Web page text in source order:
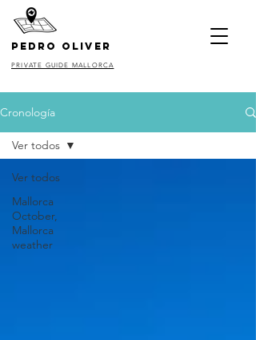
pedro oliver
PRIVATE GUIDE MALLORCA
Cronología
Ver todos
Mallorca
October,
Mallorca
weather
Ver todos